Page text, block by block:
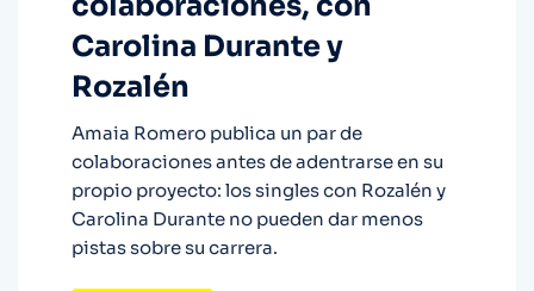
Carolina Durante y
Rozalén
Amaia Romero publica un par de
colaboraciones antes de adentrarse en su
propio proyecto: los singles con Rozalén y
Carolina Durante no pueden dar menos
pistas sobre su carrera.